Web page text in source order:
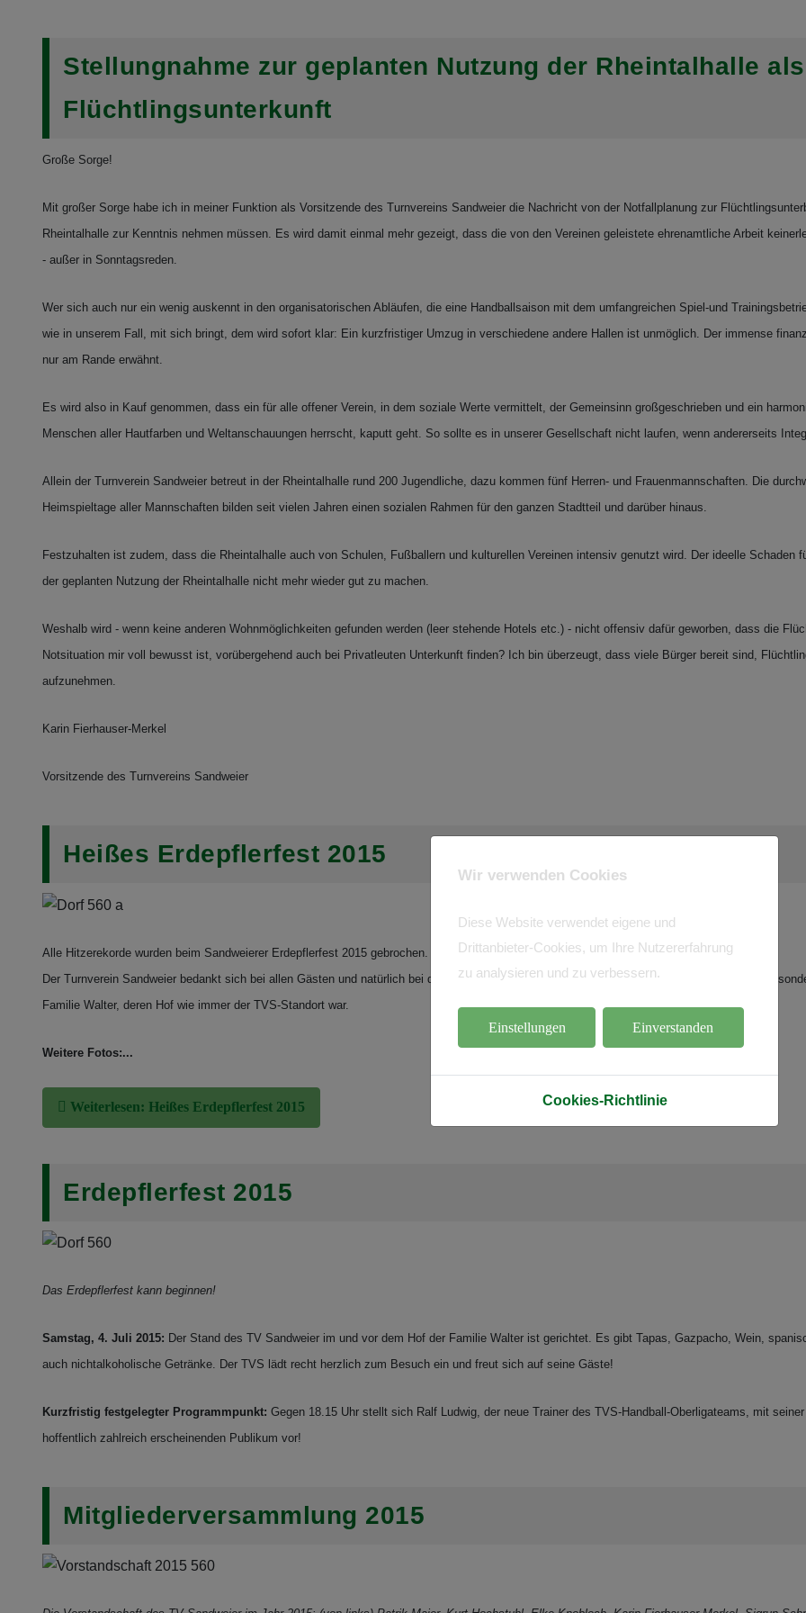
Stellungnahme zur geplanten Nutzung der Rheintalhalle als
Flüchtlingsunterkunft
Große Sorge!
Mit großer Sorge habe ich in meiner Funktion als Vorsitzende des Turnvereins Sandweier die Nachricht von der Notfallplanung zur
Rheintalhalle zur Kenntnis nehmen müssen. Es wird damit einmal mehr gezeigt, dass die von den Vereinen geleistete ehrenamtliche Arbeit
- außer in Sonntagsreden.
Wer sich auch nur ein wenig auskennt in den organisatorischen Abläufen, die eine Handballsaison mit dem umfangreichen Spiel-und
wie in unserem Fall, mit sich bringt, dem wird sofort klar: Ein kurzfristiger Umzug in verschiedene andere Hallen ist unmöglich. Der immense
nur am Rande erwähnt.
Es wird also in Kauf genommen, dass ein für alle offener Verein, in dem soziale Werte vermittelt, der Gemeinsinn großgeschrieben und ein
Menschen aller Hautfarben und Weltanschauungen herrscht, kaputt geht. So sollte es in unserer Gesellschaft nicht laufen, wenn andererseits
Allein der Turnverein Sandweier betreut in der Rheintalhalle rund 200 Jugendliche, dazu kommen fünf Herren- und Frauenmannschaften. Die
Heimspieltage aller Mannschaften bilden seit vielen Jahren einen sozialen Rahmen für den ganzen Stadtteil und darüber hinaus.
Festzuhalten ist zudem, dass die Rheintalhalle auch von Schulen, Fußballern und kulturellen Vereinen intensiv genutzt wird. Der ideelle Schaden
der geplanten Nutzung der Rheintalhalle nicht mehr wieder gut zu machen.
Weshalb wird - wenn keine anderen Wohnmöglichkeiten gefunden werden (leer stehende Hotels etc.) - nicht offensiv dafür geworben, dass die
Notsituation mir voll bewusst ist, vorübergehend auch bei Privatleuten Unterkunft finden? Ich bin überzeugt, dass viele Bürger bereit sind,
aufzunehmen.
Karin Fierhauser-Merkel
Vorsitzende des Turnvereins Sandweier
Heißes Erdepflerfest 2015
Alle Hitzerekorde wurden beim Sandweierer Erdepflerfest 2015 gebrochen.
Der Turnverein Sandweier bedankt sich bei allen Gästen und natürlich bei den zahlreichen Helfern, ohne die gar nichts gegangen wäre. Ein
Familie Walter, deren Hof wie immer der TVS-Standort war.
Weitere Fotos:...
Weiterlesen: Heißes Erdepflerfest 2015
Erdepflerfest 2015
Das Erdepflerfest kann beginnen!
Samstag, 4. Juli 2015: Der Stand des TV Sandweier im und vor dem Hof der Familie Walter ist gerichtet. Es gibt Tapas, Gazpacho, Wein,
auch nichtalkoholische Getränke. Der TVS lädt recht herzlich zum Besuch ein und freut sich auf seine Gäste!
Kurzfristig festgelegter Programmpunkt: Gegen 18.15 Uhr stellt sich Ralf Ludwig, der neue Trainer des TVS-Handball-Oberligateams, mit
hoffentlich zahlreich erscheinenden Publikum vor!
Mitgliederversammlung 2015
Wir verwenden Cookies
Diese Website verwendet eigene und
Drittanbieter-Cookies, um Ihre Nutzererfahrung
zu analysieren und zu verbessern.
Einstellungen Einverstanden
Cookies-Richtlinie